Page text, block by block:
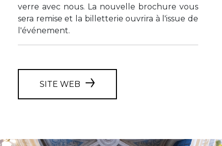
verre avec nous. La nouvelle brochure vous
sera remise et la billetterie ouvrira à l'issue de
l'événement.
SITE WEB